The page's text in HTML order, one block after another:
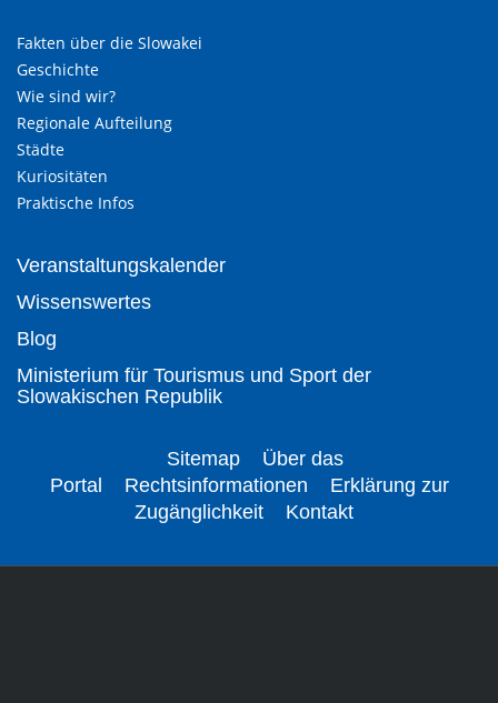
Fakten über die Slowakei
Geschichte
Wie sind wir?
Regionale Aufteilung
Städte
Kuriositäten
Praktische Infos
Veranstaltungskalender
Wissenswertes
Blog
Ministerium für Tourismus und Sport der
Slowakischen Republik
Sitemap
Über das
Portal
Rechtsinformationen
Erklärung zur
Zugänglichkeit
Kontakt